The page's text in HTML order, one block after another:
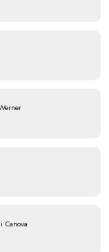
Canova